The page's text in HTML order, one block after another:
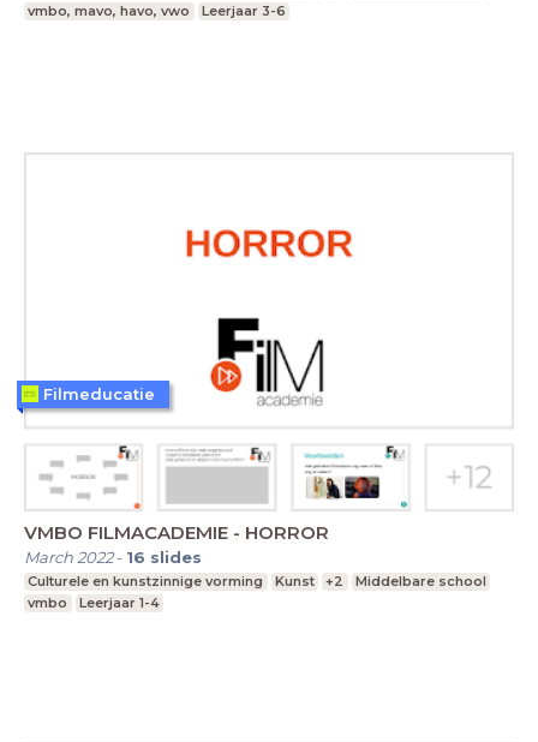
vmbo, mavo, havo, vwo
Leerjaar 3-6
VMBO FILMACADEMIE - HORROR
March 2022- 16 slides
Culturele en kunstzinnige vorming Kunst +2
Middelbare school
vmbo
Leerjaar 1-4
Filmeducatie